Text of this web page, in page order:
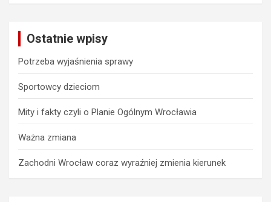
Ostatnie wpisy
Potrzeba wyjaśnienia sprawy
Sportowcy dzieciom
Mity i fakty czyli o Planie Ogólnym Wrocławia
Ważna zmiana
Zachodni Wrocław coraz wyraźniej zmienia kierunek